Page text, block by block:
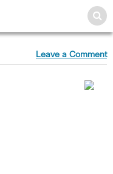
Leave a Comment